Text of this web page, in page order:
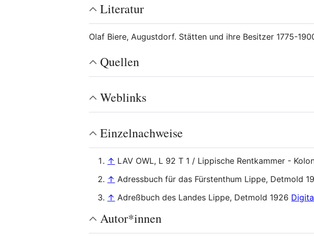
Literatur
Olaf Biere, Augustdorf. Stätten und ihre Besitzer 1775-
Quellen
Weblinks
Einzelnachweise
↑ LAV OWL, L 92 T 1 / Lippische Rentkammer -
↑ Adressbuch für das Fürstenthum Lippe, Detmold
↑ Adreßbuch des Landes Lippe, Detmold 1926
Autor*innen